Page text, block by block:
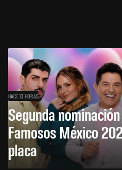
HACE 13 HORAS
Segunda
Famosos México
placa